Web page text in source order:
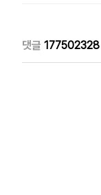
댓글 177502328